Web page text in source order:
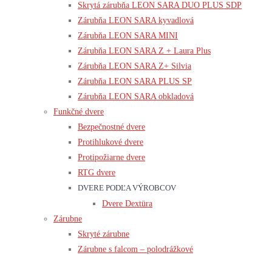
Skrytá zárubňa LEON SARA DUO PLUS SDP
Zárubňa LEON SARA kyvadlová
Zárubňa LEON SARA MINI
Zárubňa LEON SARA Z + Laura Plus
Zárubňa LEON SARA Z+ Silvia
Zárubňa LEON SARA PLUS SP
Zárubňa LEON SARA obkladová
Funkčné dvere
Bezpečnostné dvere
Protihlukové dvere
Protipožiarne dvere
RTG dvere
DVERE PODĽA VÝROBCOV
Dvere Dextüra
Zárubne
Skryté zárubne
Zárubne s falcom – polodrážkové